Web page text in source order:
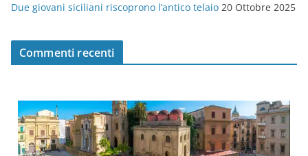
Due giovani siciliani riscoprono l’antico telaio 20 Ottobre 2025
Commenti recenti